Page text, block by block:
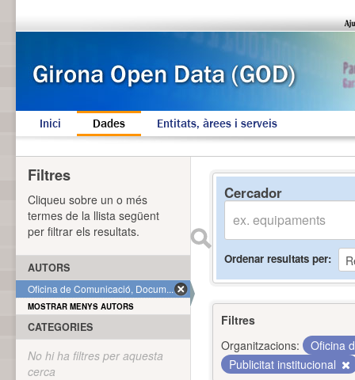
Inici Dades Entitats, àrees i serveis
Cercador
Ordenar resultats per
Filtres
Organitzacions:
Oficina
Publicitat institucional
Filtres
Cliqueu sobre un o més
termes de la llista següent
per filtrar els resultats.
AUTORS
Oficina de Comunicació, Docum... (1)
MOSTRAR MENYS AUTORS
CATEGORIES
No hi ha filtres per aquesta
cerca